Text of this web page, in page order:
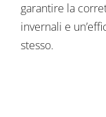
garantire la
invernali e
stesso.